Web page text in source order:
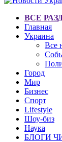
ВСЕ
Главная
Украина
Все
Город
Мир
Бизнес
Спорт
Lifestyle
Шоу-биз
Наука
БЛОГИ